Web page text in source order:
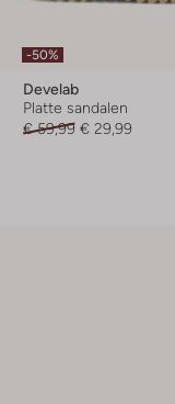
-50%
Develab
Platte sandalen
€ 59,99 € 29,99